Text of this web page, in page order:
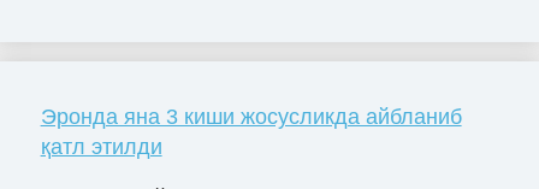
Эронда яна 3 киши жосусликда айбланиб
қатл этилди